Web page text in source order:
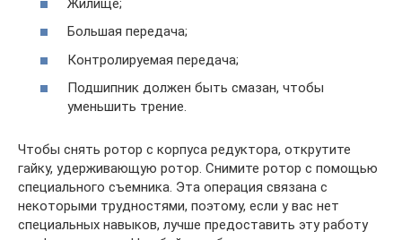
Жилище;
Большая передача;
Контролируемая передача;
Подшипник должен быть смазан, чтобы
уменьшить трение.
Чтобы снять ротор с корпуса редуктора, открутите
гайку, удерживающую ротор. Снимите ротор с помощью
специального съемника. Эта операция связана с
некоторыми трудностями, поэтому, если у вас нет
специальных навыков, лучше предоставить эту работу